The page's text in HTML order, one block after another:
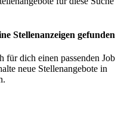
Stellenanzeigen gefunden
für dich einen passenden Job
neue Stellenangebote in